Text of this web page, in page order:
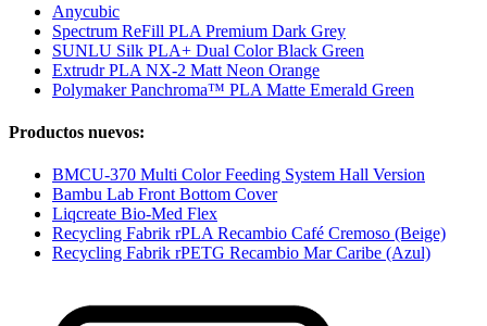
Anycubic
Spectrum ReFill PLA Premium Dark Grey
SUNLU Silk PLA+ Dual Color Black Green
Extrudr PLA NX-2 Matt Neon Orange
Polymaker Panchroma™ PLA Matte Emerald Green
Productos nuevos:
BMCU-370 Multi Color Feeding System Hall Version
Bambu Lab Front Bottom Cover
Liqcreate Bio-Med Flex
Recycling Fabrik rPLA Recambio Café Cremoso (Beige)
Recycling Fabrik rPETG Recambio Mar Caribe (Azul)